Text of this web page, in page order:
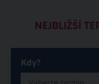
NEJBLIŽŠÍ
Kdy?